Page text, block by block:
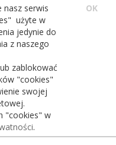
serwis
użyte w
jedynie do
z naszego
zablokować
"cookies"
swojej
"cookies" w
.
OK